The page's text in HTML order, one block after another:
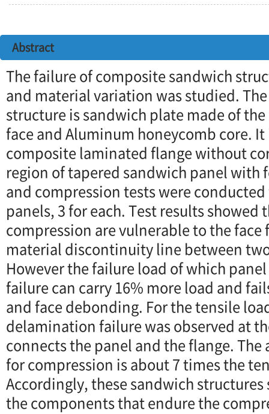
Abstract
The failure of composite sandwich
and material variation was studied.
structure is sandwich plate made of
face and Aluminum honeycomb core.
composite laminated flange without
region of tapered sandwich panel with
and compression tests were
panels, 3 for each. Test results
compression are vulnerable to the face
material discontinuity line between
However the failure load of which
failure can carry 16% more load and
and face debonding. For the tensile
delamination failure was observed at
connects the panel and the flange. The
for compression is about 7 times the
Accordingly, these sandwich
the components that endure the